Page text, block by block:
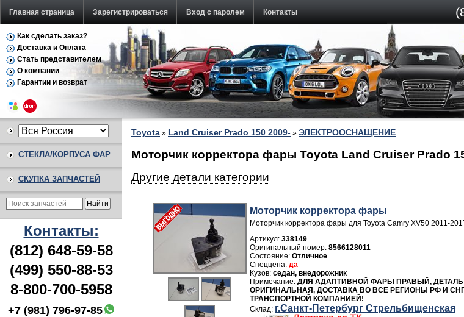
Главная страница Зарегистрироваться Вход с паролем Контакты
Как сделать заказ?
Доставка и Оплата
Стать представителем
О компании
Гарантии и возврат
СТЕКЛА/КОРПУСА ФАР
СКУПКА ЗАПЧАСТЕЙ
Контакты:
(812) 648-59-58
(499) 550-88-53
8-800-700-5958
+7 (981) 796-97-85
Toyota » Land Cruiser Prado 150 2009- » ЭЛЕКТРООСНАЩЕНИЕ
Моторчик корректора фары Toyota Land Cruiser Prado
Другие детали категории
Моторчик корректора фары
Моторчик корректора фары для Toyota Camry XV50 2011-
Артикул: 338149
8566128011
Отличное
да
седан, внедорожник
ДЛЯ АДАПТИВНОЙ ФАРЫ ПРАВЫЙ, ДЕТАЛЬ
ОРИГИНАЛЬНАЯ, ДОСТАВКА ВО ВСЕ РЕГИОНЫ РФ И
ТРАНСПОРТНОЙ КОМПАНИЕЙ!
г.Санкт-Петербург Стрельбищенская